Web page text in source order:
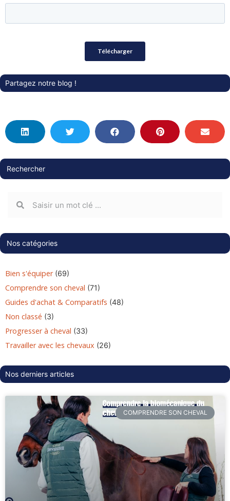
Partagez notre blog !
Rechercher
Nos catégories
Bien s'équiper(69)
Comprendre son cheval (71)
Guides d'achat & Comparatifs (48)
Non classé (3)
Progresser à cheval (33)
Travailler avec les chevaux (26)
Nos derniers articles
COMPRENDRE SON CHEVAL